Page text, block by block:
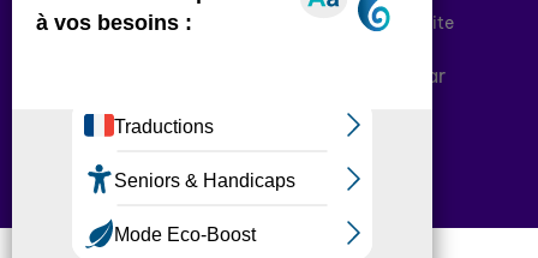
Déclaration d’accessibilité
Plan du site
Plateforme développée en France par